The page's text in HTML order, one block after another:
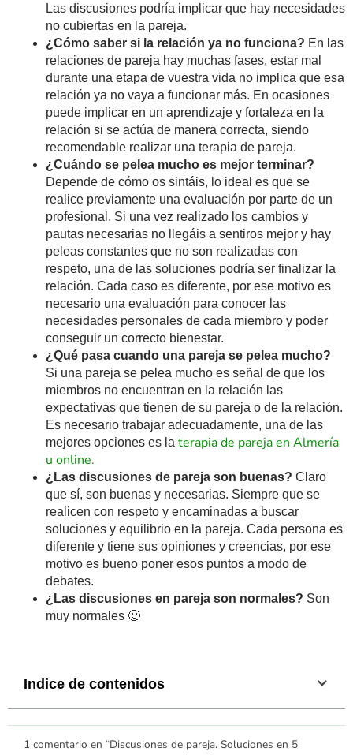
Las discusiones podría implicar que hay necesidades
no cubiertas en la pareja.
¿Cómo saber si la relación ya no funciona? En las
relaciones de pareja hay muchas fases, estar mal
durante una etapa de vuestra vida no implica que esa
relación ya no vaya a funcionar más. En ocasiones
puede implicar en un aprendizaje y fortaleza en la
relación si se actúa de manera correcta, siendo
recomendable realizar una terapia de pareja.
¿Cuándo se pelea mucho es mejor terminar?
Depende de cómo os sintáis, lo ideal es que se
realice previamente una evaluación por parte de un
profesional. Si una vez realizado los cambios y
pautas necesarias no llegáis a sentiros mejor y hay
peleas constantes que no son realizadas con
respeto, una de las soluciones podría ser finalizar la
relación. Cada caso es diferente, por ese motivo es
necesario una evaluación para conocer las
necesidades personales de cada miembro y poder
conseguir un correcto bienestar.
¿Qué pasa cuando una pareja se pelea mucho?
Si una pareja se pelea mucho es señal de que los
miembros no encuentran en la relación las
expectativas que tienen de su pareja o de la relación.
Es necesario trabajar adecuadamente, una de las
mejores opciones es la terapia de pareja en Almería
u online.
¿Las discusiones de pareja son buenas? Claro
que sí, son buenas y necesarias. Siempre que se
realicen con respeto y encaminadas a buscar
soluciones y equilibrio en la pareja. Cada persona es
diferente y tiene sus opiniones y creencias, por ese
motivo es bueno poner esos puntos a modo de
debates.
¿Las discusiones en pareja son normales? Son
muy normales 🙂
Indice de contenidos
1 comentario en “Discusiones de pareja. Soluciones en 5